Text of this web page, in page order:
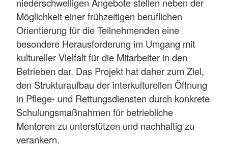
Möglichkeit einer frühzeitigen beruflichen
Orientierung für die Teilnehmenden eine
besondere Herausforderung im Umgang mit
kultureller Vielfalt für die Mitarbeiter in den
Betrieben dar. Das Projekt hat daher zum Ziel,
den Strukturaufbau der interkulturellen Öffnung
in Pflege- und Rettungsdiensten durch konkrete
Schulungsmaßnahmen für betriebliche
Mentoren zu unterstützen und nachhaltig zu
verankern.